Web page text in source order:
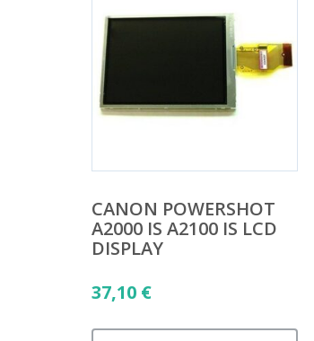
CANON POWERSHOT
A2000 IS A2100 IS LCD
DISPLAY
37,10 €